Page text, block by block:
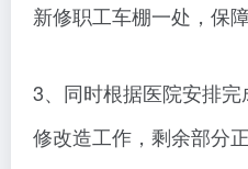
新修职工车棚一处，保
3、同时根据医院安排
修改造工作，剩余部分